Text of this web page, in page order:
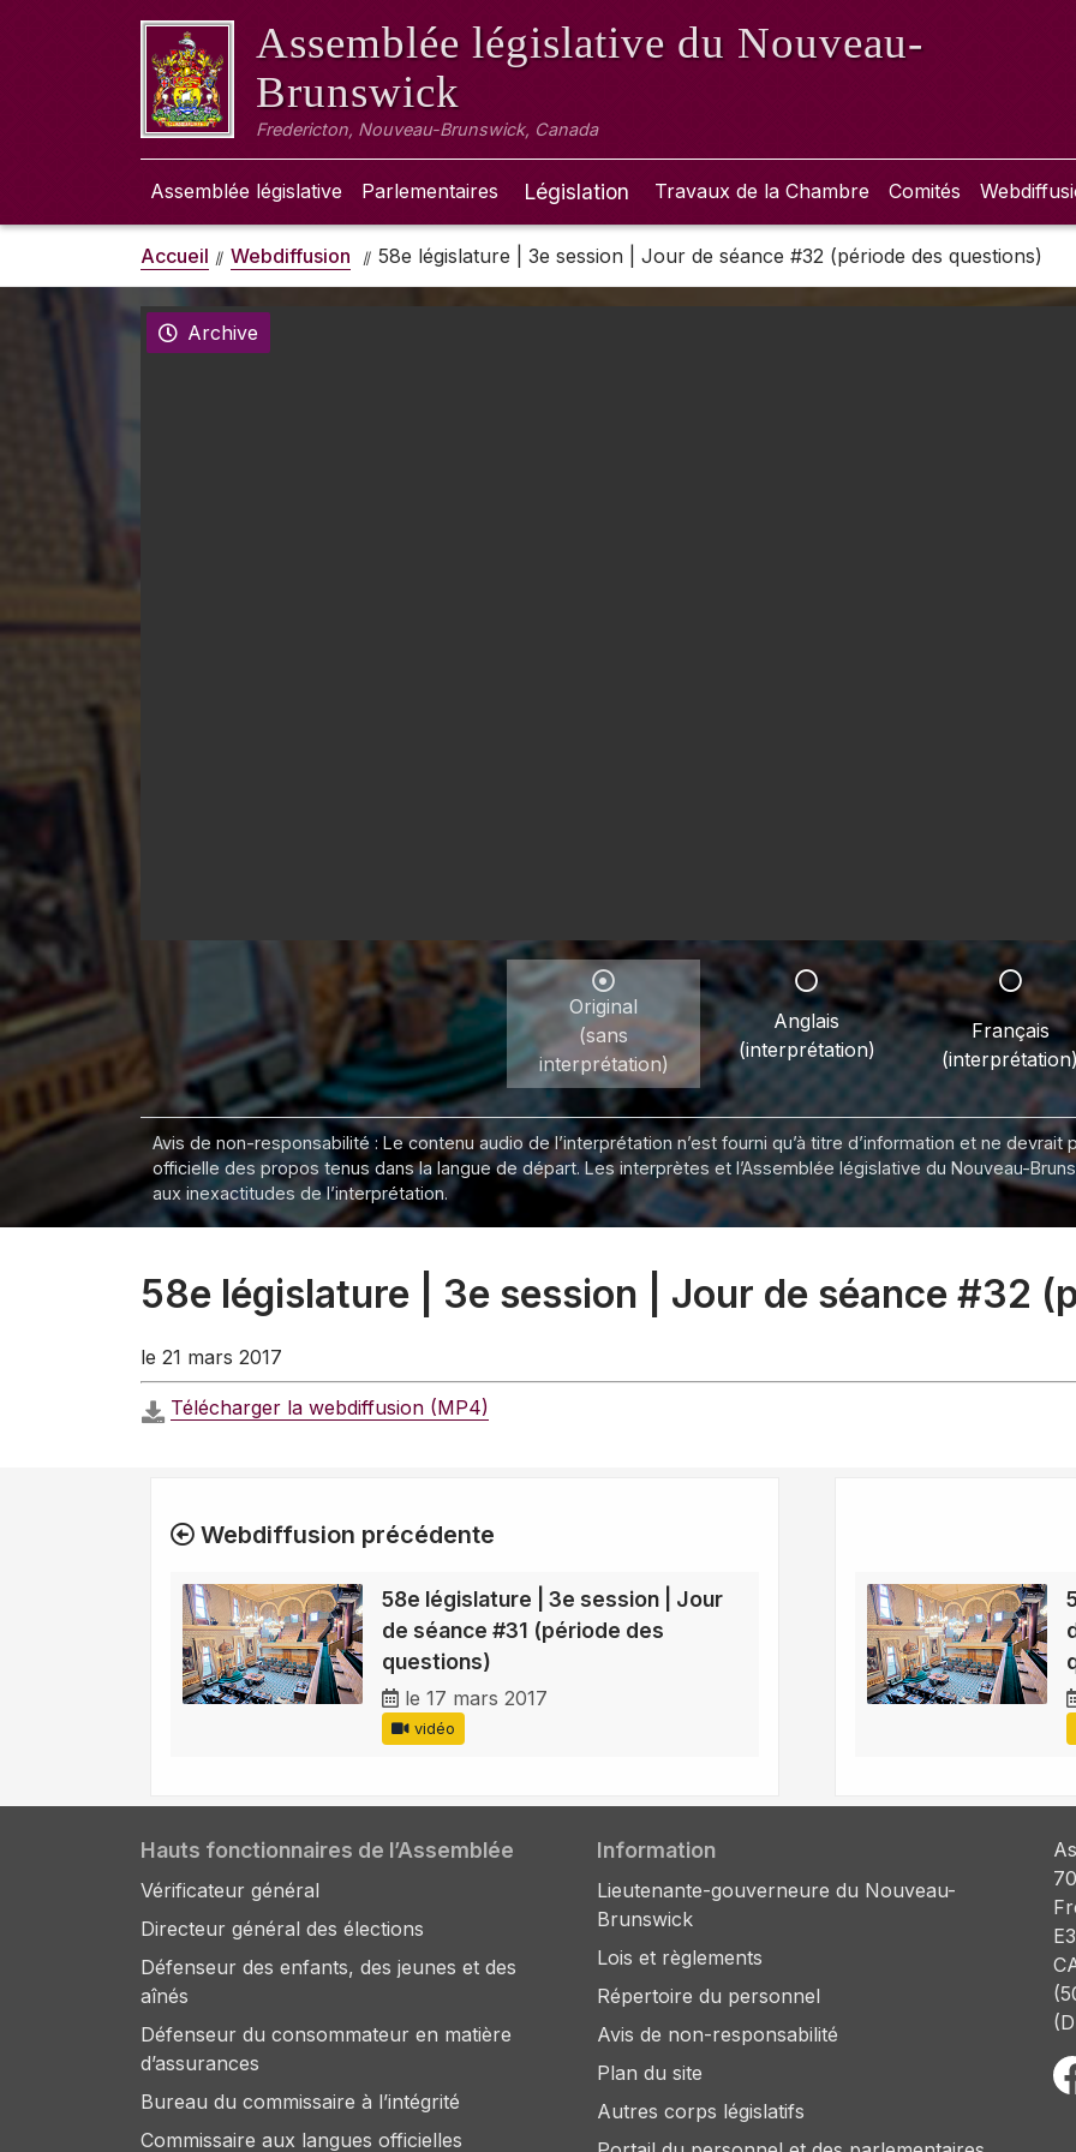
Assemblée législative du Nouveau-
Brunswick
Fredericton, Nouveau-Brunswick, Canada
Assemblée législative Parlementaires Législation Travaux de la Chambre Comités
Accueil Webdiffusion 58e législature | 3e session | Jour de séance #32 (période des questions)
Archive
Original
(sans
interprétation)
Anglais
(interprétation)
Français
Avis de non-responsabilité : Le contenu audio de l’interprétation n’est fourni qu’à titre d’information et ne
officielle des propos tenus dans la langue de départ. Les interprètes et l’Assemblée législative du Nouveau-
aux inexactitudes de l’interprétation.
58e législature | 3e session | Jour de séance #32
le 21 mars 2017
Télécharger la webdiffusion (MP4)
Webdiffusion précédente
58e législature | 3e session | Jour
de séance #31 (période des
questions)
le 17 mars 2017
vidéo
Hauts fonctionnaires de l’Assemblée
Vérificateur général
Directeur général des élections
Défenseur des enfants, des jeunes et des
aînés
Défenseur du consommateur en matière
d’assurances
Bureau du commissaire à l’intégrité
Commissaire aux langues officielles
Information
Lieutenante-gouverneure du Nouveau-
Brunswick
Lois et règlements
Répertoire du personnel
Avis de non-responsabilité
Plan du site
Autres corps législatifs